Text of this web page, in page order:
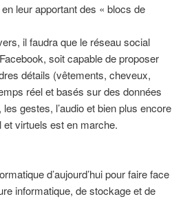
leur apportant des « blocs de
il faudra que le réseau social
soit capable de proposer
détails (vêtements, cheveux,
réel et basés sur des données
gestes, l’audio et bien plus encore
virtuels est en marche.
d’aujourd’hui pour faire face
informatique, de stockage et de